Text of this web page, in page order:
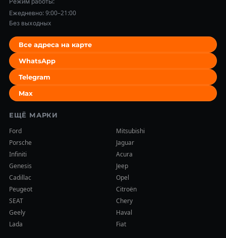
Ежедневно: 9:00–21:00
Без выходных
Все адреса на карте
WhatsApp
Telegram
Max
ЕЩЁ МАРКИ
Ford
Mitsubishi
Porsche
Jaguar
Infiniti
Acura
Genesis
Jeep
Cadillac
Opel
Peugeot
Citroën
SEAT
Chery
Geely
Haval
Lada
Fiat